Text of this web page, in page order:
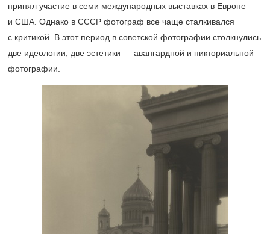
принял участие в семи международных выставках в Европе
и США. Однако в СССР фотограф все чаще сталкивался
с критикой. В этот период в советской фотографии столкнулись
две идеологии, две эстетики — авангардной и пикториальной
фотографии.